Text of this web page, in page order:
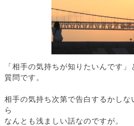
「相手の気持ちが知りたいんです
質問です。
相手の気持ち次第で告白するかしな
ら
なんとも浅ましい話なのですが。